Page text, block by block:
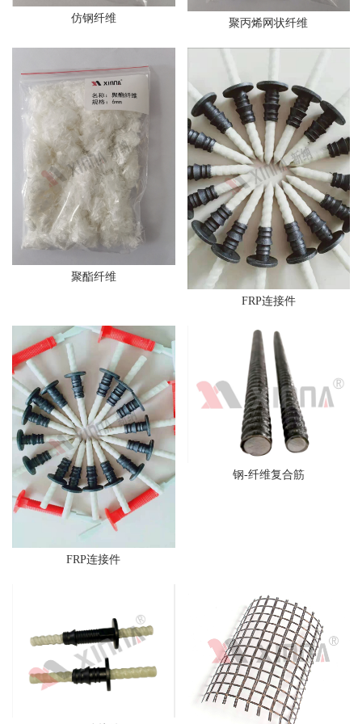
仿钢纤维 聚丙烯网状纤维
聚酯纤维
FRP连接件
FRP连接件
钢-纤维复合筋